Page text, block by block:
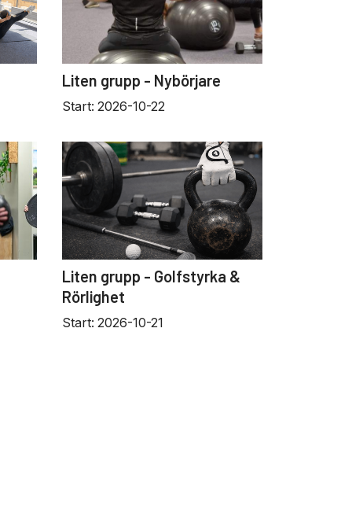
Liten grupp - Nybörjare
Start: 2026-10-22
Liten grupp - Golfstyrka &
Rörlighet
Start: 2026-10-21